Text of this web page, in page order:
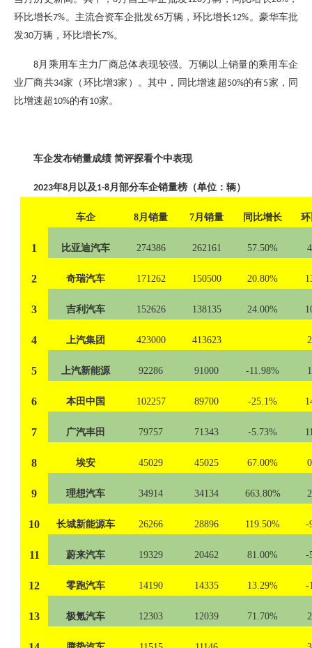
环比增长7%。主流合资车企批发65万辆，环比增长12%。豪华车批
发30万辆，环比增长7%。
8月乘用车主力厂商总体表现较强。万辆以上销量的乘用车企
业厂商共34家（环比增3家） 。其中 ， 同比增速超 50%的有5家，同
比增速超 10%的有10家。
车企发布销量成绩简评探看个中表现
2023年8月以及1-8月部分车企销量榜（单位：辆）
车企 8月销量 7月销量 同比增长
1 比亚迪汽车 274386 262161 57.50%
2 奇瑞汽车 171262 150500 20.80%
3 吉利汽车 152626 138135 24.00%
4 上汽集团 423000 413623
5 上汽新能源 92286 91000 -11.98%
6 本田中国 102257 89700 -25.1%
7 广汽丰田 79757 71343 -5.73%
8 埃安 45029 45025 67.00%
9 理想汽车 34914 34134 663.80%
10 长城新能源车 26266 28896 119.50% -
11 蔚来汽车 19329 20462 81.00% -
12 零跑汽车 14190 14335 13.29% -
13 极氪汽车 12303 12039 71.70%